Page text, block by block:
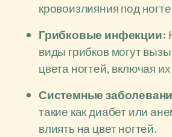
кровоизлияния под
Грибковые инфекции:
виды грибков могут
цвета ногтей, включая
Системные
такие как диабет или
влиять на цвет ногтей.